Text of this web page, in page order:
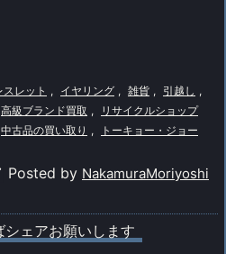
スレット , イヤリング , 雑貨 , 引越し ,
高級ブランド買取 , リサイクルショップ
中古品の買い取り , トーキョー・ジョー
Posted by NakamuraMoriyoshi
シェアお願いします